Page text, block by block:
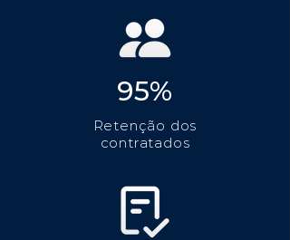
95%
Retenção dos
contratados